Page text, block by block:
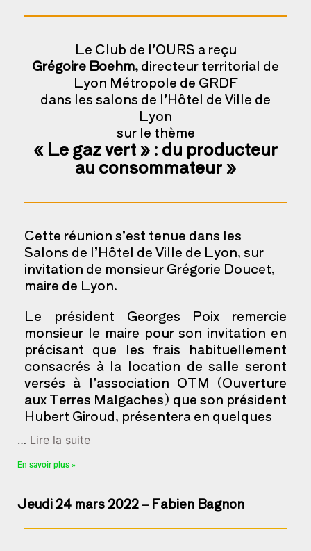
Le Club de l’OURS a reçu
Grégoire Boehm,directeur territorial de
Lyon Métropole de GRDF
dans les salons de l’Hôtel de Ville de
Lyon
sur le thème
« Le gaz vert » : du producteur
au consommateur »
Cette réunion s’est tenue dans les
Salons de l’Hôtel de Ville de Lyon, sur
invitation de monsieur Grégorie Doucet,
maire de Lyon.
Le président Georges Poix remercie
monsieur le maire pour son invitation en
précisant que les frais habituellement
consacrés à la location de salle seront
versés à l’association OTM (Ouverture
aux Terres Malgaches) que son président
Hubert Giroud, présentera en quelques
… Lire la suite
En savoir plus »
Jeudi 24 mars 2022 – Fabien Bagnon